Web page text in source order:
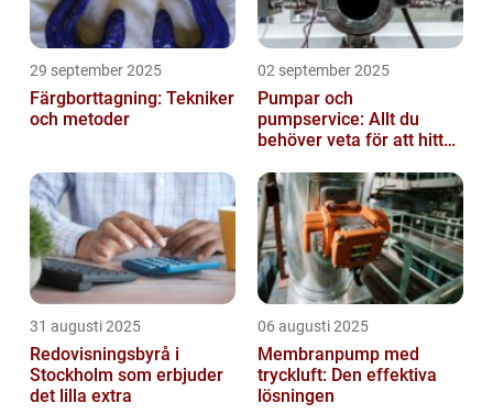
29 september 2025
Färgborttagning: Tekniker
och metoder
02 september 2025
Pumpar och
pumpservice: Allt du
behöver veta för att hitta
31 augusti 2025
Redovisningsbyrå i
Stockholm som erbjuder
det lilla extra
06 augusti 2025
Membranpump med
tryckluft: Den effektiva
lösningen